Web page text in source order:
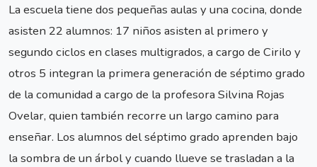
La escuela tiene dos pequeñas aulas y una cocina, donde
asisten 22 alumnos: 17 niños asisten al primero y
segundo ciclos en clases multigrados, a cargo de Cirilo y
otros 5 integran la primera generación de séptimo grado
de la comunidad a cargo de la profesora Silvina Rojas
Ovelar, quien también recorre un largo camino para
enseñar. Los alumnos del séptimo grado aprenden bajo
la sombra de un árbol y cuando llueve se trasladan a la